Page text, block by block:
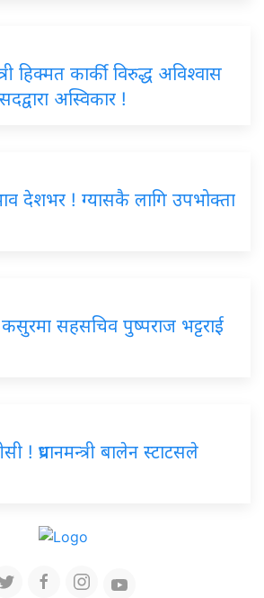
हिक्मत कार्की विरुद्ध अविश्वास
अस्विकार !
देशभर ! ग्यासकै लागि उपभोक्ता
कसुरमा सहसचिव पुष्पराज भट्टराई
! प्रधानमन्त्री बालेन स्टाटसले